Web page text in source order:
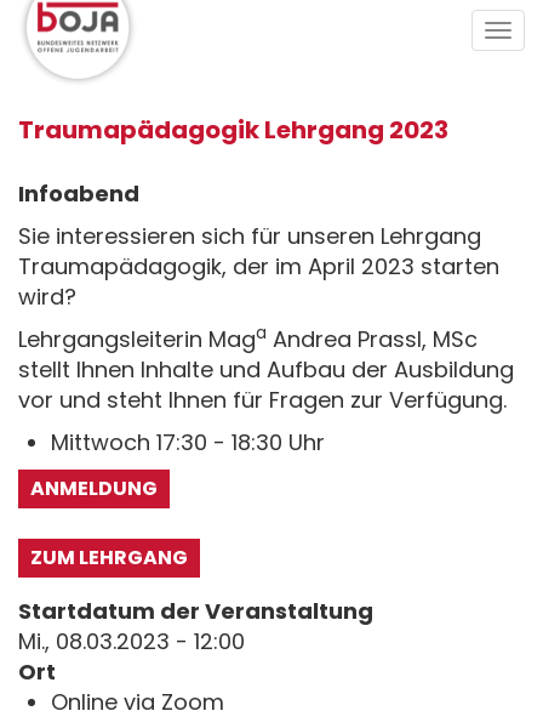
Direkt
zum
Inhalt
Traumapädagogik Lehrgang 2023
Infoabend
Sie interessieren sich für unseren Lehrgang
Traumapädagogik, der im April 2023 starten
wird?
Lehrgangsleiterin Maga Andrea Prassl, MSc
stellt Ihnen Inhalte und Aufbau der Ausbildung
vor und steht Ihnen für Fragen zur Verfügung.
Mittwoch 17:30 - 18:30 Uhr
ANMELDUNG
ZUM LEHRGANG
Startdatum der Veranstaltung
Mi., 08.03.2023 - 12:00
Ort
Online via Zoom